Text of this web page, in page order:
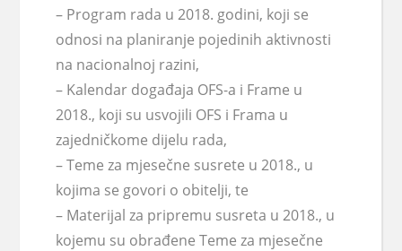
– Program rada u 2018. godini, koji se
odnosi na planiranje pojedinih aktivnosti
na nacionalnoj razini,
– Kalendar događaja OFS-a i Frame u
2018., koji su usvojili OFS i Frama u
zajedničkome dijelu rada,
– Teme za mjesečne susrete u 2018., u
kojima se govori o obitelji, te
– Materijal za pripremu susreta u 2018., u
kojemu su obrađene Teme za mjesečne